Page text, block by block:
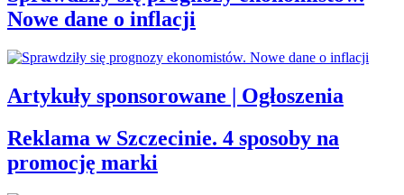
Nowe dane o inflacji
Artykuły sponsorowane | Ogłoszenia
Reklama w Szczecinie. 4 sposoby na
promocję marki